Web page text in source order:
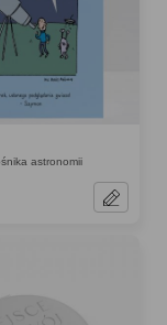
astronomii